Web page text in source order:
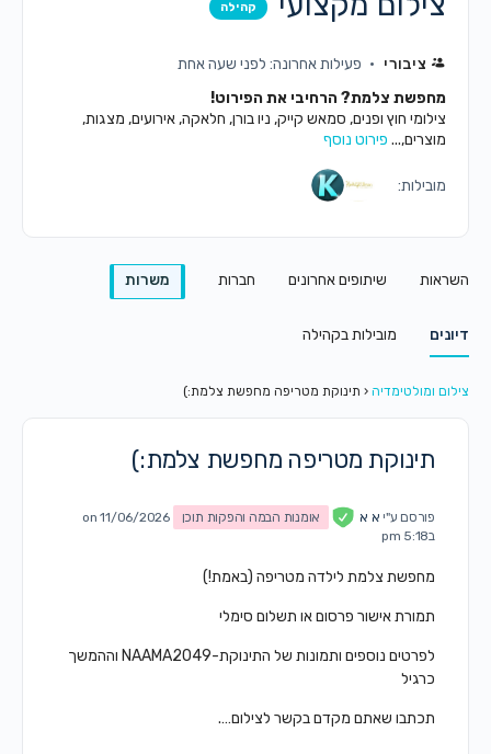
קהילה
ציבורי
פעילות אחרונה: לפני שעה אחת
מחפשת צלמת? הרחיבי את הפירוט!
צילומי חוץ ופנים, סמאש קייק, ניו בורן, חלאקה, אירועים, מצגות,
מוצרים,... פירוט נוסף
מובילות:
השראות שיתופים אחרונים חברות משרות
דיונים מובילות בקהילה
צילום ומולטימדיה ‹ תינוקת מטריפה מחפשת צלמת:)
תינוקת מטריפה מחפשת צלמת:)
פורסם ע"י א א אומנות הבמה והפקות תוכן
on 11/06/2026
ב5:18 pm
מחפשת צלמת לילדה מטריפה (באמת!)
תמורת אישור פרסום או תשלום סימלי
לפרטים נוספים ותמונות של התינוקת-NAAMA2049 וההמשך
כרגיל
תכתבו שאתם מקדם בקשר לצילום….